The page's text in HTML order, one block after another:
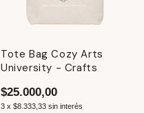
Tote Bag Cozy Arts
University - Crafts
$25.000,00
3 x $8.333,33 sin interés